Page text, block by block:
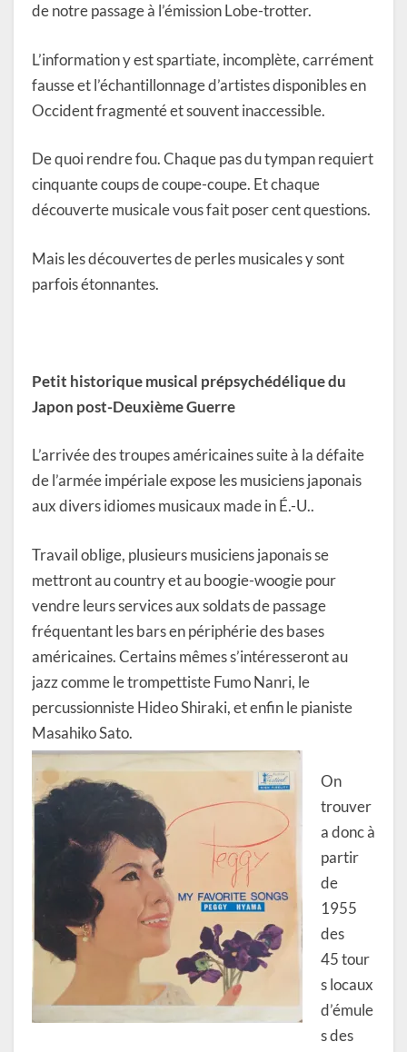
de notre passage à l’émission Lobe-trotter.
L’information y est spartiate, incomplète, carrément
fausse et l’échantillonnage d’artistes disponibles en
Occident fragmenté et souvent inaccessible.
De quoi rendre fou. Chaque pas du tympan requiert
cinquante coups de coupe-coupe. Et chaque
découverte musicale vous fait poser cent questions.
Mais les découvertes de perles musicales y sont
parfois étonnantes.
Petit historique musical prépsychédélique du
Japon post-Deuxième Guerre
L’arrivée des troupes américaines suite à la défaite
de l’armée impériale expose les musiciens japonais
aux divers idiomes musicaux made in É.-U..
Travail oblige, plusieurs musiciens japonais se
mettront au country et au boogie-woogie pour
vendre leurs services aux soldats de passage
fréquentant les bars en périphérie des bases
américaines. Certains mêmes s’intéresseront au
jazz comme le trompettiste Fumo Nanri, le
percussionniste Hideo Shiraki, et enfin le pianiste
Masahiko Sato.
On
trouver
a donc à
partir
de
1955
des
45 tour
s locaux
d’émule
s des